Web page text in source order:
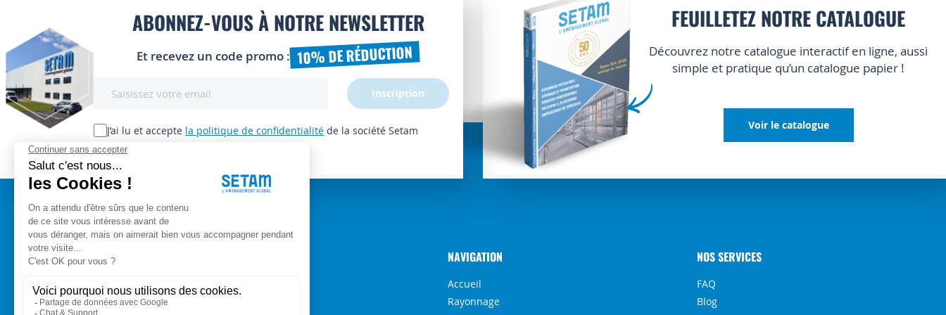
ABONNEZ-VOUS À NOTRE NEWSLETTER
Et recevez un code promo : 10% DE RÉDUCTION
lettre
d’information
:
J’ai lu et accepte la politique de confidentialité de la société Setam
Inscription
FEUILLETEZ NOTRE CATALOGUE
Découvrez notre catalogue interactif en ligne, aussi
simple et pratique qu’un catalogue papier !
Voir le catalogue
Setam Siège Social
153, rue de L'Arve
74950 SCIONZIER
Qui sommes-nous ?
NAVIGATION
Accueil
Rayonnage
NOS SERVICES
FAQ
Blog